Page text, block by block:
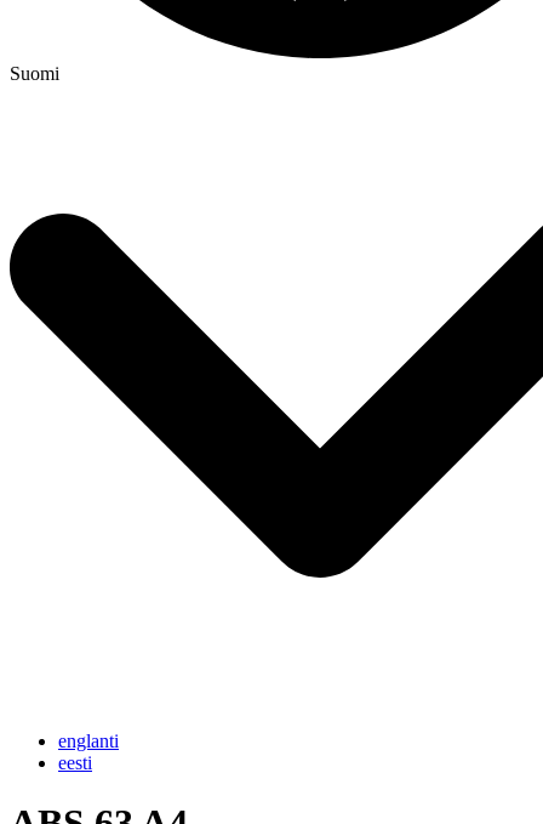
Suomi
englanti
eesti